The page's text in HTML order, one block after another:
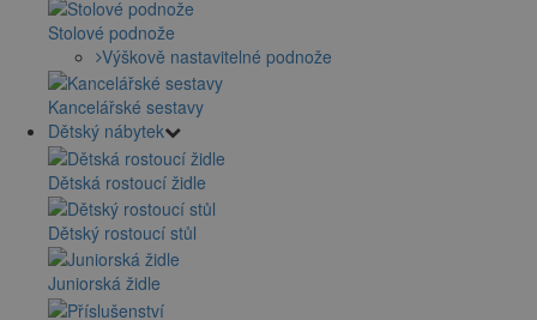
Stolové podnože
Výškově nastavitelné podnože
Kancelářské sestavy
Dětský nábytek
Dětská rostoucí židle
Dětský rostoucí stůl
Juniorská židle